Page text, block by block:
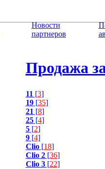
Новости
партнеров
Продажа
11 [3]
19[35]
21 [8]
25[4]
5[2]
9[4]
Clio[18]
Clio 2[36]
Clio 3[22]